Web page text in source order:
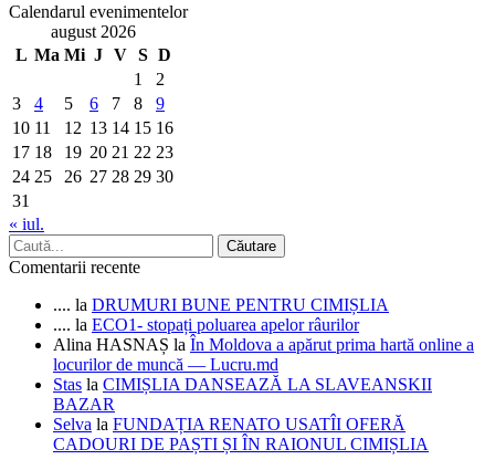
Calendarul evenimentelor
august 2026
L Ma Mi J V S D
1
2
3
4 5 6 7 8
9
10 11 12 13 14 15 16
17 18 19 20 21 22 23
24 25 26 27 28 29 30
31
« iul.
Comentarii recente
.... la DRUMURI BUNE PENTRU CIMIȘLIA
.... la ECO1- stopați poluarea apelor râurilor
Alina HASNAȘ la În Moldova a apărut prima hartă online a
locurilor de muncă — Lucru.md
Stas la CIMIȘLIA DANSEAZĂ LA SLAVEANSKII
BAZAR
Selva la FUNDAȚIA RENATO USATÎI OFERĂ
CADOURI DE PAȘTI ȘI ÎN RAIONUL CIMIȘLIA